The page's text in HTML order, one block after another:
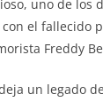
uno de los
el fallecido
Freddy
un legado